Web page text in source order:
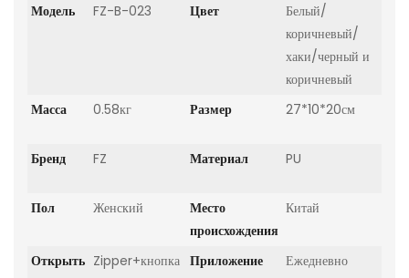
Модель FZ-B-023 Цвет
Белый/
коричневый/
хаки/черный и
коричневый
Масса
0.58кг Размер 27*10*20см
Бренд FZ Материал PU
Пол Женский
Место
происхождения
Китай
Открыть Zipper+кнопка Приложение Ежедневно